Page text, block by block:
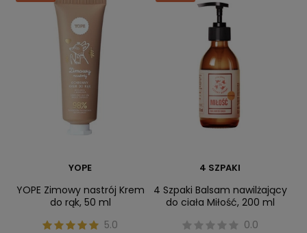
YOPE
YOPE Zimowy nastrój Krem
do rąk, 50 ml
5.0
4 SZPAKI
4 Szpaki Balsam nawilżający
do ciała Miłość, 200 ml
0.0